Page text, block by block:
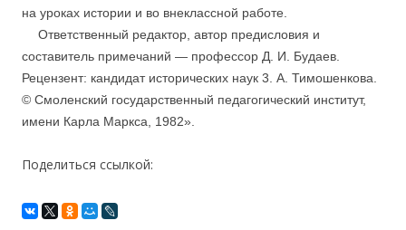
на уроках истории и во внеклассной работе.
Ответственный редактор, автор предисловия и
составитель примечаний — профессор Д. И. Будаев.
Рецензент: кандидат исторических наук 3. А. Тимошенкова.
© Смоленский государственный педагогический институт,
имени Карла Маркса, 1982».
Поделиться ссылкой: